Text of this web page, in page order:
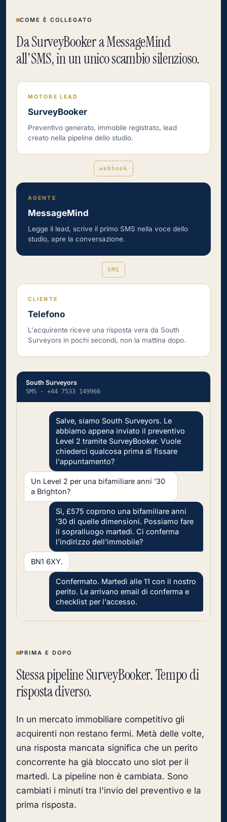
COME È COLLEGATO
Da SurveyBooker a MessageMind
all'SMS, in un unico scambio silenzioso.
MOTORE LEAD
SurveyBooker
Preventivo generato, immobile registrato, lead
creato nella pipeline dello studio.
webhook
AGENTE
MessageMind
Legge il lead, scrive il primo SMS nella voce dello
studio, apre la conversazione.
SMS
CLIENTE
Telefono
L'acquirente riceve una risposta vera da South
Surveyors in pochi secondi, non la mattina dopo.
South Surveyors
SMS · +44 7533 149966
Salve, siamo South Surveyors. Le
abbiamo appena inviato il preventivo
Level 2 tramite SurveyBooker. Vuole
chiederci qualcosa prima di fissare
l'appuntamento?
Un Level 2 per una bifamiliare anni '30
a Brighton?
Sì, £575 coprono una bifamiliare anni
'30 di quelle dimensioni. Possiamo fare
il sopralluogo martedì. Ci conferma
l'indirizzo dell'immobile?
BN1 6XY.
Confermato. Martedì alle 11 con il nostro
perito. Le arrivano email di conferma e
checklist per l'accesso.
PRIMA E DOPO
Stessa pipeline SurveyBooker. Tempo di
risposta diverso.
In un mercato immobiliare competitivo gli
acquirenti non restano fermi. Metà delle volte,
una risposta mancata significa che un perito
concorrente ha già bloccato uno slot per il
martedì. La pipeline non è cambiata. Sono
cambiati i minuti tra l'invio del preventivo e la
prima risposta.